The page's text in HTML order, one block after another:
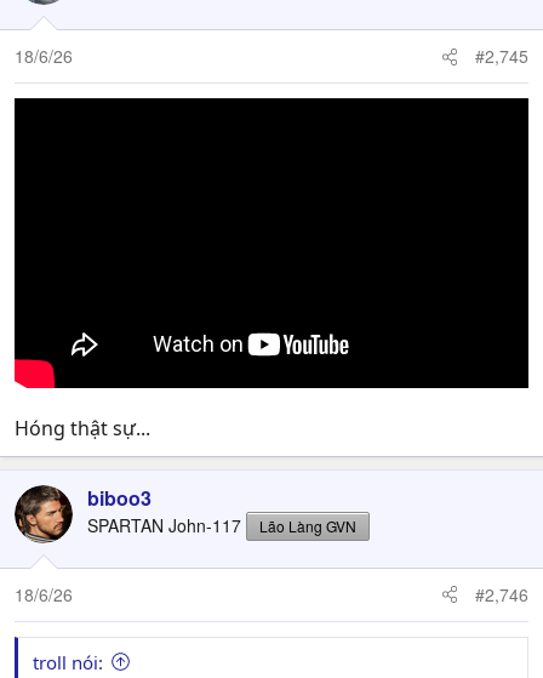
18/6/26 #2,745
Hóng thật sự...
biboo3
SPARTAN John-117 Lão Làng GVN
18/6/26 #2,746
troll nói: